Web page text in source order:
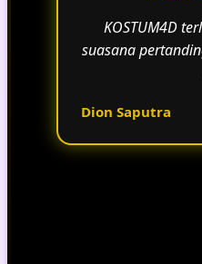
KOSTUM4D
suasana
Dion Saputra